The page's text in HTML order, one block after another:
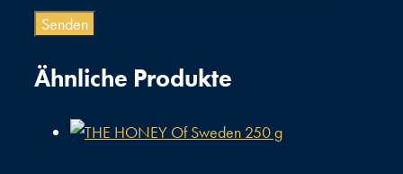
Ähnliche Produkte